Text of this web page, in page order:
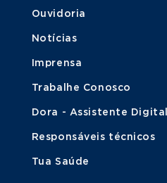
Ouvidoria
Notícias
Imprensa
Trabalhe Conosco
Dora - Assistente Digital
Responsáveis técnicos
Tua Saúde